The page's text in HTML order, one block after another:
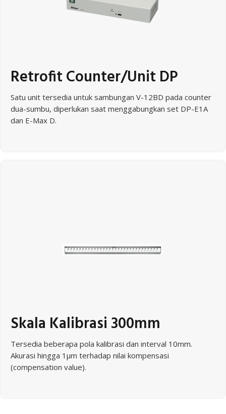
Retrofit Counter/Unit DP
Satu unit tersedia untuk sambungan V-12BD pada counter
dua-sumbu, diperlukan saat menggabungkan set DP-E1A
dan E-Max D.
Skala Kalibrasi 300mm
Tersedia beberapa pola kalibrasi dan interval 10mm.
Akurasi hingga 1μm terhadap nilai kompensasi
(compensation value).